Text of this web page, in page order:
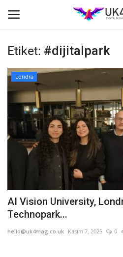
Giriş yapmak Kayıt
Ana Sayfa
İş Platformu
TVNET
Londra
İş İlanları
Seri İlanlar
Etiket: #dijitalpark
Londra
AI Vision University,
Technopark...
hello@uk4mag.co.uk Kasım 7, 2025 0